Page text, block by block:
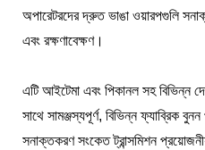
অপারেটরদের দ্রুত ভাঙা ওয়ারপগুলি
এবং রক্ষণাবেক্ষণ।
এটি আইটেমা এবং পিকানল সহ বিভিন্ন
সাথে সামঞ্জস্যপূর্ণ, বিভিন্ন ফ্যাব্রিক
সনাক্তকরণ সংকেত ট্রান্সমিশন